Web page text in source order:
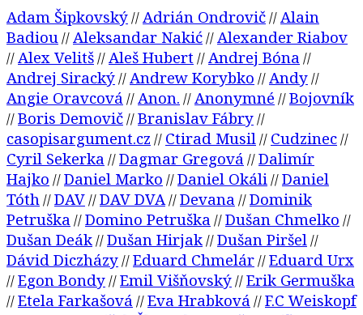
Adam Šipkovský// Adrián Ondrovič// Alain
Badiou // Aleksandar Nakić// Alexander Riabov
// Alex Velitš// Aleš Hubert // Andrej Bóna //
Andrej Siracký// Andrew Korybko // Andy//
Angie Oravcová // Anon. // Anonymné //Bojovník
//Boris Demovič//Branislav Fábry//
casopisargument.cz // Ctirad Musil // Cudzinec//
Cyril Sekerka //Dagmar Gregová //Dalimír
Hajko //Daniel Marko //Daniel Okáli //Daniel
Tóth //DAV//DAV DVA//Devana //Dominik
Petruška //Domino Petruška //Dušan Chmelko //
Dušan Deák//Dušan Hirjak//Dušan Piršel //
Dávid Diczházy//Eduard Chmelár//Eduard Urx
//Egon Bondy//Emil Višňovský//Erik Germuška
//Etela Farkašová //Eva Hrabková //F.C Weiskopf